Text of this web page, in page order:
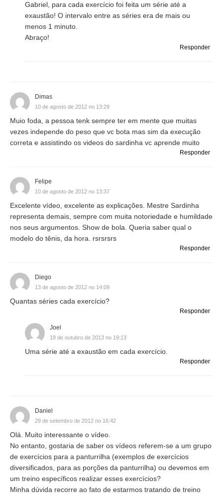
Gabriel, para cada exercício foi feita um série até a
exaustão! O intervalo entre as séries era de mais ou
menos 1 minuto.
Abraço!
Responder
Dimas
10 de agosto de 2012 no 13:29
Muio foda, a pessoa tenk sempre ter em mente que muitas
vezes independe do peso que vc bota mas sim da execução
correta e assistindo os videos do sardinha vc aprende muito
Responder
Felipe
10 de agosto de 2012 no 13:37
Excelente vídeo, excelente as explicações. Mestre Sardinha
representa demais, sempre com muita notoriedade e humildade
nos seus argumentos. Show de bola. Queria saber qual o
modelo do tênis, da hora. rsrsrsrs
Responder
Diego
13 de agosto de 2012 no 14:09
Quantas séries cada exercício?
Responder
Joel
18 de outubro de 2013 no 19:13
Uma série até a exaustão em cada exercício.
Responder
Daniel
29 de setembro de 2012 no 16:42
Olá. Muito interessante o vídeo.
No entanto, gostaria de saber os vídeos referem-se a um grupo
de exercícios para a panturrilha (exemplos de exercícios
diversificados, para as porções da panturrilha) ou devemos em
um treino específicos realizar esses exercícios?
Minha dúvida recorre ao fato de estarmos tratando de treino